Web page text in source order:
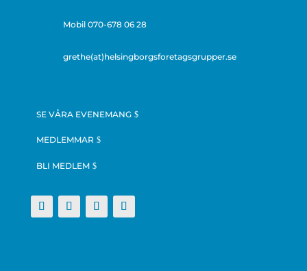
Mobil 070-678 06 28
grethe(at)helsingborgsforetagsgrupper.se
SE VÅRA EVENEMANG
MEDLEMMAR
BLI MEDLEM